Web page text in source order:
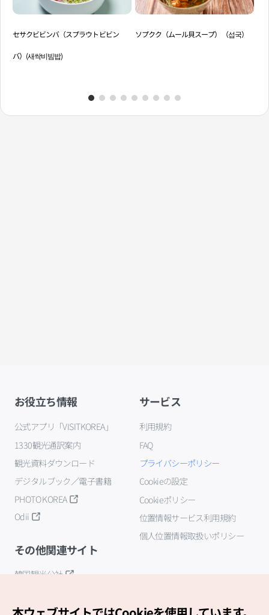
セサクビビンバ（スプラウトビビン
バ）(새싹비빔밥)
ソプクク（ムール貝スープ）（섭국）
お役立ち情報
公式アプリ「VISITKOREA」
1330観光通訳案内
観光資料ダウンロード
デジタルブック／電子書籍
PHOTO KOREA
Odii
サービス
利用規約
FAQ
プライバシーポリシー
Cookieの設定
Cookieポリシー
位置情報サービス利用規約
個人位置情報取扱いポリシー
その他関連サイト
韓国観光公社